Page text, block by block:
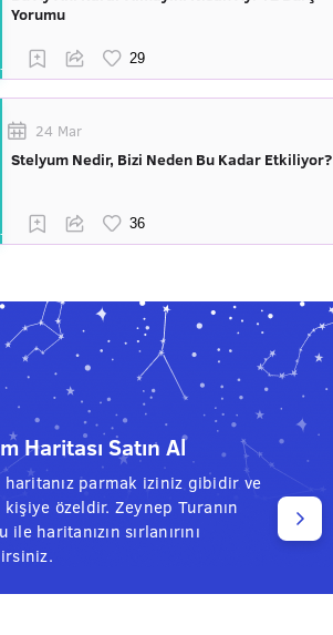
Yorumu
24 Mar
Stelyum Nedir, Bizi Neden Bu Kadar Etkiliyor?
Haritası Satın Al
haritanız parmak iziniz gibidir ve
kişiye özeldir. Zeynep Turanın
ile haritanızın sırlanırını